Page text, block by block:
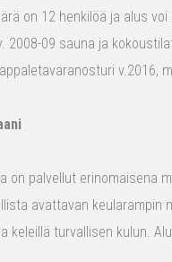
on 12 henkilöä ja alus
2008-09 sauna ja
v.2016,
on palvellut erinomaisena
avattavan keularampin
keleillä turvallisen kulun.